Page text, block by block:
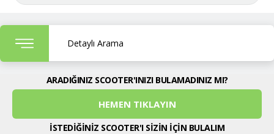
Detaylı Arama
ARADIĞINIZ SCOOTER'INIZI BULAMADINIZ MI?
HEMEN TIKLAYIN
İSTEDİĞİNİZ SCOOTER'I SİZİN İÇİN BULALIM